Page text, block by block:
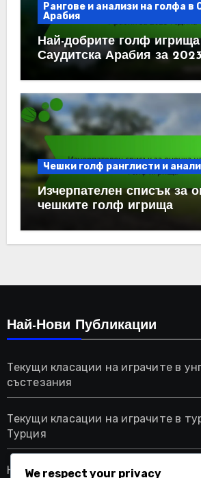
Рангове и анализи на голфа в
Арабия
Най-добрите голф
Саудитска Арабия за
Чешки голф ранглисти и
Изчерпателен списък за
чешките голф игрища
Най-Нови Публикации
Текущи класации на играчите в
състезания
Текущи класации на играчите в
Турция
Най-добрите голф игрища в
We respect your privacy